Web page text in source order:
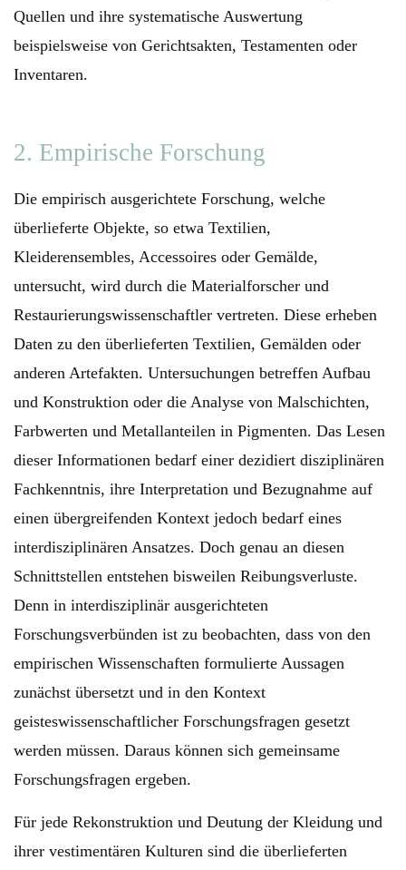
Quellen und ihre systematische Auswertung
beispielsweise von Gerichtsakten, Testamenten oder
Inventaren.
2. Empirische Forschung
Die empirisch ausgerichtete Forschung, welche
überlieferte Objekte, so etwa Textilien,
Kleiderensembles, Accessoires oder Gemälde,
untersucht, wird durch die Materialforscher und
Restaurierungswissenschaftler vertreten. Diese erheben
Daten zu den überlieferten Textilien, Gemälden oder
anderen Artefakten. Untersuchungen betreffen Aufbau
und Konstruktion oder die Analyse von Malschichten,
Farbwerten und Metallanteilen in Pigmenten. Das Lesen
dieser Informationen bedarf einer dezidiert disziplinären
Fachkenntnis, ihre Interpretation und Bezugnahme auf
einen übergreifenden Kontext jedoch bedarf eines
interdisziplinären Ansatzes. Doch genau an diesen
Schnittstellen entstehen bisweilen Reibungsverluste.
Denn in interdisziplinär ausgerichteten
Forschungsverbünden ist zu beobachten, dass von den
empirischen Wissenschaften formulierte Aussagen
zunächst übersetzt und in den Kontext
geisteswissenschaftlicher Forschungsfragen gesetzt
werden müssen. Daraus können sich gemeinsame
Forschungsfragen ergeben.
Für jede Rekonstruktion und Deutung der Kleidung und
ihrer vestimentären Kulturen sind die überlieferten